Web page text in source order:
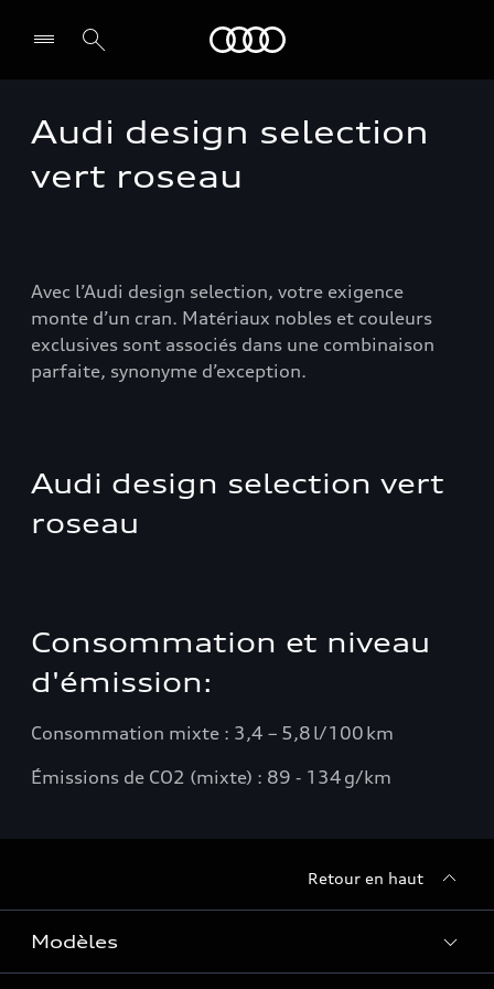
Select dealer
Audi design selection
vert roseau
Avec l’Audi design selection, votre exigence
monte d’un cran. Matériaux nobles et couleurs
exclusives sont associés dans une combinaison
parfaite, synonyme d’exception.
Audi design selection vert
roseau
Consommation et niveau
d'émission:
Consommation mixte : 3,4 – 5,8 l/100 km
Émissions de CO2 (mixte) : 89 ‑ 134 g/km
Retour en haut
Modèles